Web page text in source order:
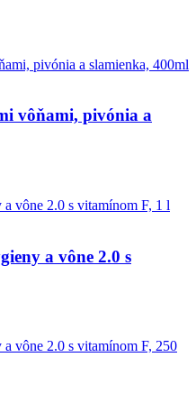
vôňami, pivónia a
a vône 2.0 s